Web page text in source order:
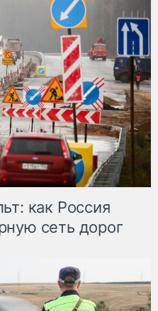
как Россия
сеть дорог